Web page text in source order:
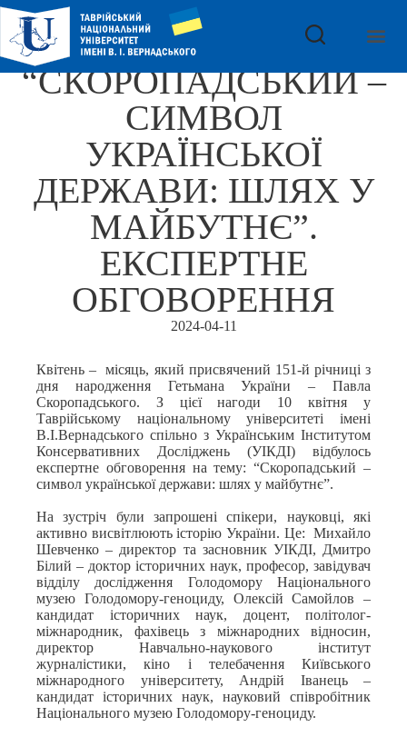
“СКОРОПАДСЬКИЙ –
СИМВОЛ
УКРАЇНСЬКОЇ
ДЕРЖАВИ: ШЛЯХ У
МАЙБУТНЄ”.
ЕКСПЕРТНЕ
ОБГОВОРЕННЯ
2024-04-11
Квітень – місяць, який присвячений 151-й річниці з
дня народження Гетьмана України – Павла
Скоропадського. З цієї нагоди 10 квітня у
Таврійському національному університеті імені
В.І.Вернадського спільно з Українським Інститутом
Консервативних Досліджень (УІКДІ) відбулось
експертне обговорення на тему: “Скоропадський –
символ української держави: шлях у майбутнє”.
На зустріч були запрошені спікери, науковці, які
активно висвітлюють історію України. Це: Михайло
Шевченко – директор та засновник УІКДІ, Дмитро
Білий – доктор історичних наук, професор, завідувач
відділу дослідження Голодомору Національного
музею Голодомору-геноциду, Олексій Самойлов –
кандидат історичних наук, доцент, політолог-
міжнародник, фахівець з міжнародних відносин,
директор Навчально-наукового інститут
журналістики, кіно і телебачення Київського
міжнародного університету, Андрій Іванець –
кандидат історичних наук, науковий співробітник
Національного музею Голодомору-геноциду.